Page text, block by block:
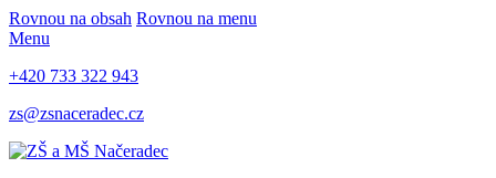
Rovnou na obsah Rovnou na menu
Menu
+420 733 322 943
zs@zsnaceradec.cz